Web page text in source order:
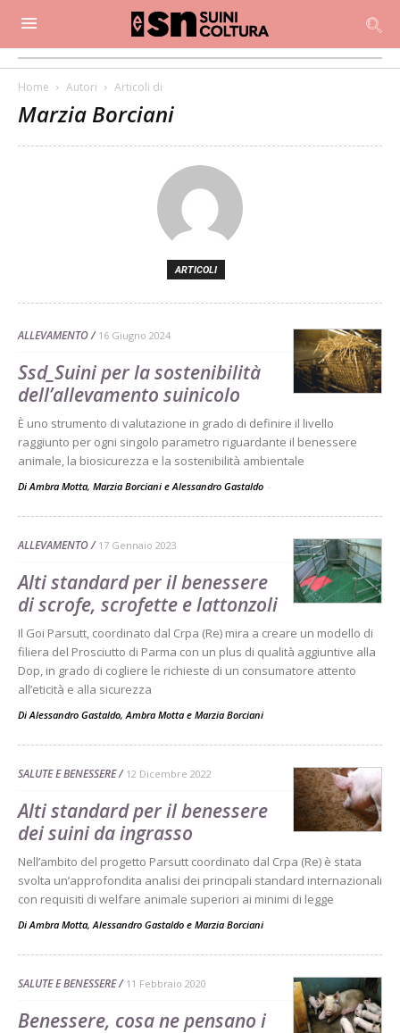
Home Autori Articoli di
Marzia Borciani
ARTICOLI
ALLEVAMENTO 16 Giugno 2024
Ssd_Suini per la sostenibilità
dell’allevamento suinicolo
È uno strumento di valutazione in grado di definire il livello
raggiunto per ogni singolo parametro riguardante il benessere
animale, la biosicurezza e la sostenibilità ambientale
Di Ambra Motta, Marzia Borciani e Alessandro Gastaldo -
ALLEVAMENTO 17 Gennaio 2023
Alti standard per il benessere
di scrofe, scrofette e lattonzoli
Il Goi Parsutt, coordinato dal Crpa (Re) mira a creare un modello di
filiera del Prosciutto di Parma con un plus di qualità aggiuntive alla
Dop, in grado di cogliere le richieste di un consumatore attento
all’eticità e alla sicurezza
DiAlessandro Gastaldo,Ambra Motta e Marzia Borciani
SALUTE E BENESSERE 12 Dicembre 2022
Alti standard per il benessere
dei suini da ingrasso
Nell’ambito del progetto Parsutt coordinato dal Crpa (Re) è stata
svolta un’approfondita analisi dei principali standard internazionali
con requisiti di welfare animale superiori ai minimi di legge
DiAmbra Motta,Alessandro Gastaldo e Marzia Borciani
SALUTE E BENESSERE 11 Febbraio 2020
Benessere, cosa ne pensano i